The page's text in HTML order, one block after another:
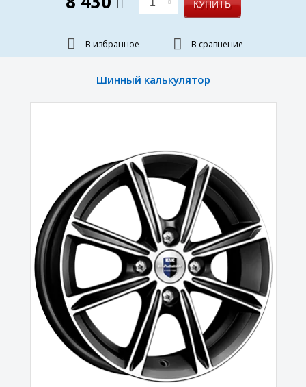
КУПИТЬ
В избранное В сравнение
Шинный калькулятор